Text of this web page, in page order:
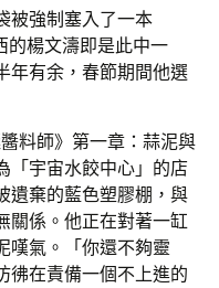
被強制塞入了一本
的楊文濤即是此中一
年有余，春節期間他選
料師》第一章：蒜泥與
「宇宙水餃中心」的店
遺棄的藍色塑膠棚，與
關係。他正在對著一缸
嘆氣。「你還不夠靈
彿在責備一個不上進的